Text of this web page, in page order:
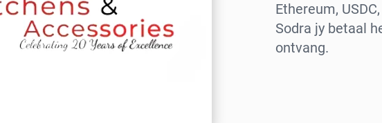
Ethereum,
Sodra jy betaal
ontvang.